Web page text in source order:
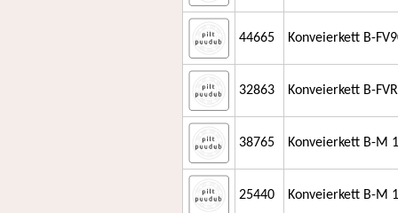
44665 Konveierkett B-
32863 Konveierkett B-
38765 Konveierkett B-M
25440 Konveierkett B-M